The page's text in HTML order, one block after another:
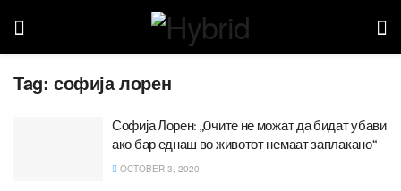
Tag: софија лорен
Софија Лорен: „Oчите не можат да бидат убави
ако бар еднаш во животот немаат заплакано“
OCTOBER 3, 2020